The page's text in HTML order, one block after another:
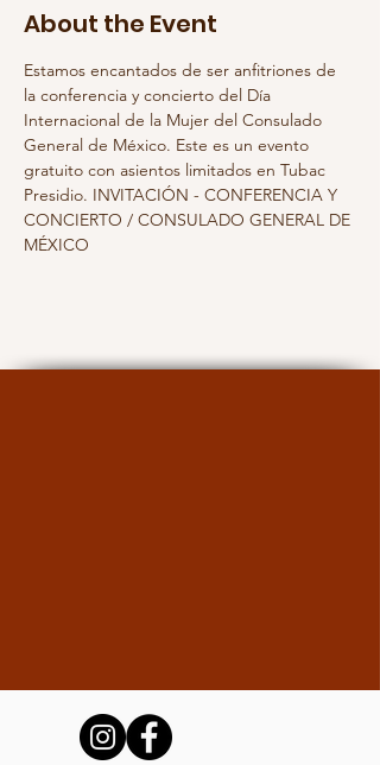
About the Event
Estamos encantados de ser anfitriones de
la conferencia y concierto del Día
Internacional de la Mujer del Consulado
General de México. Este es un evento
gratuito con asientos limitados en Tubac
Presidio. INVITACIÓN - CONFERENCIA Y
CONCIERTO / CONSULADO GENERAL DE
MÉXICO